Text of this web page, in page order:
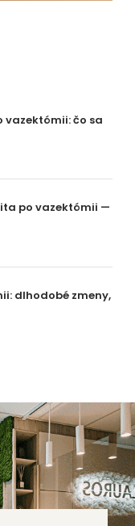
vazektómii: čo sa
po vazektómii —
dlhodobé zmeny,